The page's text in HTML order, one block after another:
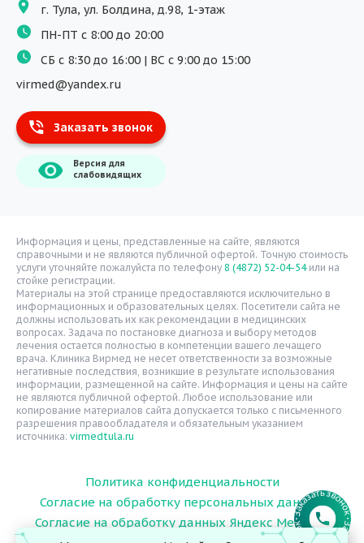
Физиотерапия
ДМС
Массаж
Тест на хеликобактер
Информация
О компании
Расписание врачей
Надзорные органы
Статьи
Вопрос-ответ
Видео
Вакансии
Карта сайта
Контакты
г. Тула, ул. Болдина, д.98, 1-этаж
ПН-ПТ с 8:00 до 20:00
СБ с 8:30 до 16:00 | ВС с 9:00 до 15:00
virmed@yandex.ru
Заказать звонок
Версия для
слабовидящих
Информация и цены, представленные на сайте, являются
справочными и не являются публичной офертой. Точную стоимость
услуги уточняйте пожалуйста по телефону 8 (4872) 52-04-54или на
стойке регистрации.
Материалы на этой странице предоставляются исключительно в
информационных и образовательных целях. Посетители сайта не
должны использовать их как рекомендации в медицинских
вопросах. Задача по постановке диагноза и выбору методов
лечения остается полностью в компетенции вашего лечащего
врача. Клиника Вирмед не несет ответственности за возможные
негативные последствия, возникшие в результате использования
информации, размещенной на сайте. Информация и цены на сайте
не являются публичной офертой. Любое использование или
копирование материалов сайта допускается только с письменного
разрешения правообладателя и обязательным указанием
источника: virmedtula.ru
Политика конфиденциальности
Согласие на обработку персональных данных
Согласие на обработку данных Яндекс Метрика